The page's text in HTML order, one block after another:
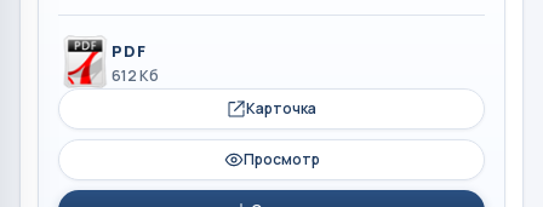
PDF
612 Кб
Карточка
Просмотр